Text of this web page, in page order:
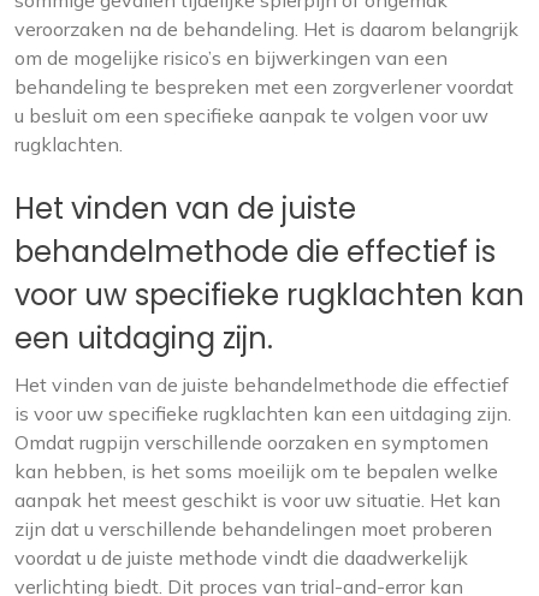
veroorzaken na de behandeling. Het is daarom belangrijk
om de mogelijke risico’s en bijwerkingen van een
behandeling te bespreken met een zorgverlener voordat
u besluit om een specifieke aanpak te volgen voor uw
rugklachten.
Het vinden van de juiste
behandelmethode die effectief is
voor uw specifieke rugklachten kan
een uitdaging zijn.
Het vinden van de juiste behandelmethode die effectief
is voor uw specifieke rugklachten kan een uitdaging zijn.
Omdat rugpijn verschillende oorzaken en symptomen
kan hebben, is het soms moeilijk om te bepalen welke
aanpak het meest geschikt is voor uw situatie. Het kan
zijn dat u verschillende behandelingen moet proberen
voordat u de juiste methode vindt die daadwerkelijk
verlichting biedt. Dit proces van trial-and-error kan